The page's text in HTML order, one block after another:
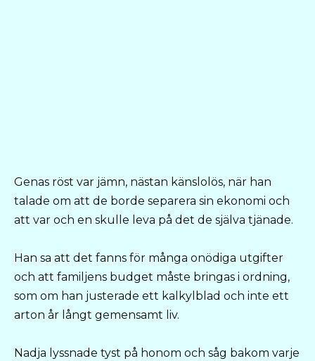
Genas röst var jämn, nästan känslolös, när han
talade om att de borde separera sin ekonomi och
att var och en skulle leva på det de själva tjänade.
Han sa att det fanns för många onödiga utgifter
och att familjens budget måste bringas i ordning,
som om han justerade ett kalkylblad och inte ett
arton år långt gemensamt liv.
Nadja lyssnade tyst på honom och såg bakom varje